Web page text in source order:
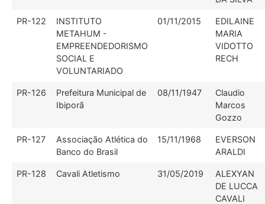
PR-122
INSTITUTO
METAHUM -
EMPREENDEDORISMO
SOCIAL E
VOLUNTARIADO
01/11/2015
EDILAINE
MARIA
VIDOTTO
RECH
PR-126
Prefeitura Municipal de
Ibiporã
08/11/1947
Claudio
Marcos
Gozzo
PR-127
Associação Atlética do
Banco do Brasil
15/11/1968
EVERSON
ARALDI
PR-128 Cavali Atletismo 31/05/2019
ALEXYAN
DE LUCCA
CAVALI